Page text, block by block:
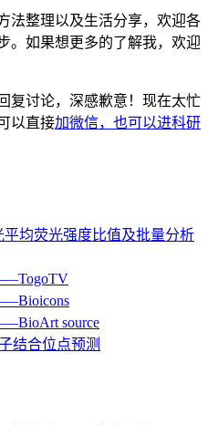
法整理以及生活分享，欢迎各
。如果想更多的了解我，欢迎
复讨论，深感歉意！现在太忙
以直接加微信，也可以进科研
平均荧光强度比值及批量分析
source
结合位点预测